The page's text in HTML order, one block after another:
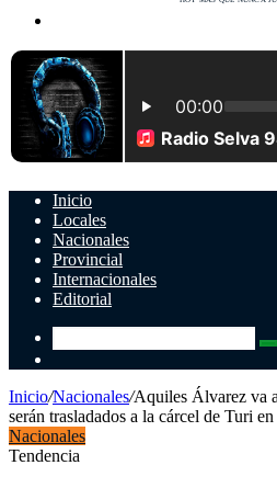
Inicio
Locales
Nacionales
Provincial
Internacionales
Editorial
Inicio/Nacionales/Aquiles Álvarez va
serán trasladados a la cárcel de Turi
Nacionales
Tendencia